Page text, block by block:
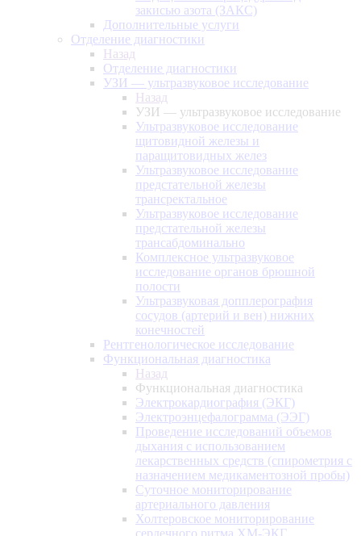
закисью азота (ЗАКС)
Дополнительные услуги
Отделение диагностики
Назад
Отделение диагностики
УЗИ — ультразвуковое исследование
Назад
УЗИ — ультразвуковое исследование
Ультразвуковое исследование
щитовидной железы и
паращитовидных желез
Ультразвуковое исследование
предстательной железы
трансректальное
Ультразвуковое исследование
предстательной железы
трансабдоминально
Комплексное ультразвуковое
исследование органов брюшной
полости
Ультразвуковая допплерография
сосудов (артерий и вен) нижних
конечностей
Рентгенологическое исследование
Функциональная диагностика
Назад
Функциональная диагностика
Электрокардиография (ЭКГ)
Электроэнцефалограмма (ЭЭГ)
Проведение исследований объемов
дыхания с использованием
лекарственных средств (спирометрия с
назначением медикаментозной пробы)
Суточное мониторирование
артериального давления
Холтеровское мониторирование
сердечного ритма ХМ-ЭКГ